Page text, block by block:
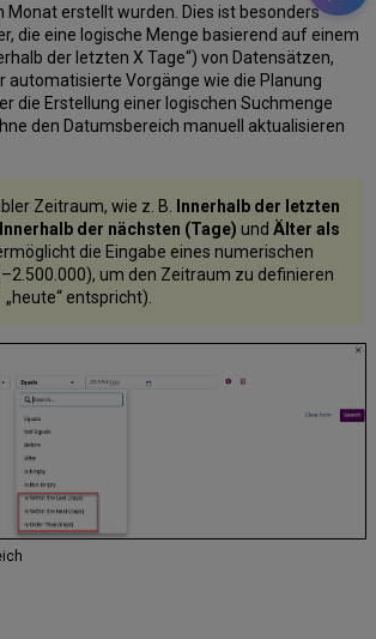
Monat erstellt wurden. Dies ist besonders
die eine logische Menge basierend auf einem
der letzten X Tage“) von Datensätzen,
automatisierte Vorgänge wie die Planung
die Erstellung einer logischen Suchmenge
den Datumsbereich manuell aktualisieren
Zeitraum, wie z. B.
Innerhalb der letzten
Innerhalb der nächsten (Tage)undÄlter als
die Eingabe eines numerischen
um den Zeitraum zu definieren
entspricht).